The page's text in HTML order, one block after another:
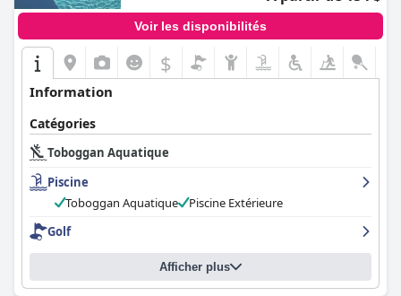
Voir les disponibilités
$
Information
Catégories
Toboggan Aquatique
Piscine
Toboggan Aquatique
Piscine Extérieure
Golf
Afficher plus